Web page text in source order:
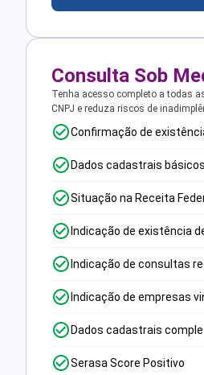
Consulta Sob
Tenha acesso completo a todas
CNPJ e reduza riscos de
Confirmação de
Dados cadastrais básicos
Situação na Receita
Indicação de existência
Indicação de consultas
Indicação de empresas
Dados cadastrais
Serasa Score Positivo